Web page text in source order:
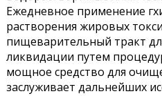
Ежедневное применение
растворения жировых
пищеварительный тракт
ликвидации путем
мощное средство для
заслуживает дальнейших